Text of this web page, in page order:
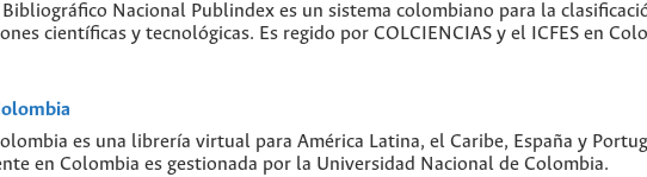
Bibliográfico Nacional Publindex es un sistema colombiano para la
científicas y tecnológicas. Es regido por COLCIENCIAS y el ICFES en
es una librería virtual para América Latina, el Caribe, España y
en Colombia es gestionada por la Universidad Nacional de Colombia.